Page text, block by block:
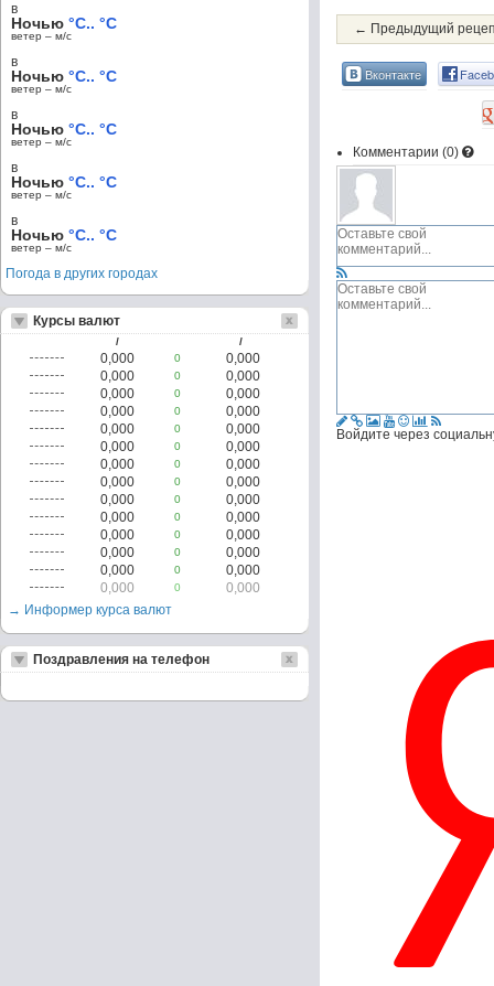
← Предыдущий
Вконтакте
Комментарии (0)
Войдите через
в
Ночью °C.. °C
ветер – м/c
в
Ночью °C.. °C
ветер – м/c
в
Ночью °C.. °C
ветер – м/c
в
Ночью °C.. °C
ветер – м/c
в
Ночью °C.. °C
ветер – м/c
Погода в других городах
Курсы валют
/ /
0,000 0
0,000
0,000
0
0,000
0,000
0
0,000
0,000
0
0,000
0,000
0
0,000
0,000
0
0,000
0,000
0
0,000
0,000
0
0,000
0,000
0
0,000
0,000
0
0,000
0,000
0
0,000
0,000
0
0,000
0,000
0
0,000
0,000
0
0,000
→ Информер курса валют
Поздравления на телефон